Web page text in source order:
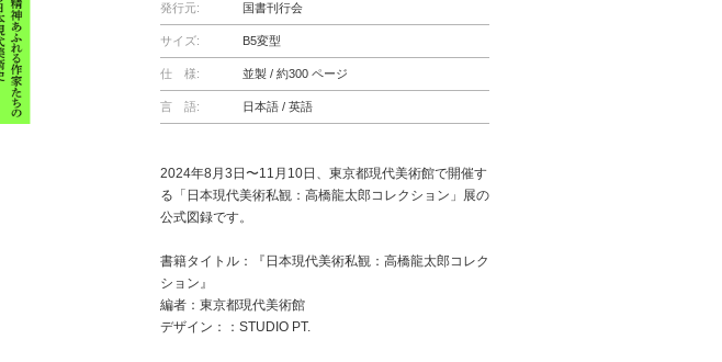
発行元: 国書刊行会
サイズ: B5変型
仕 様: 並製 / 約300 ページ
言 語: 日本語 / 英語
2024年8月3日〜11月10日、東京都現代美術館で開催す
る「日本現代美術私観：高橋龍太郎コレクション」展の
公式図録です。
書籍タイトル：『日本現代美術私観：高橋龍太郎コレク
ション』
編者：東京都現代美術館
デザイン：：STUDIO PT.